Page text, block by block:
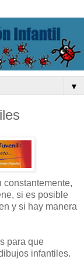
▼
constantemente,
si es posible
y si hay manera
para que
infantiles.